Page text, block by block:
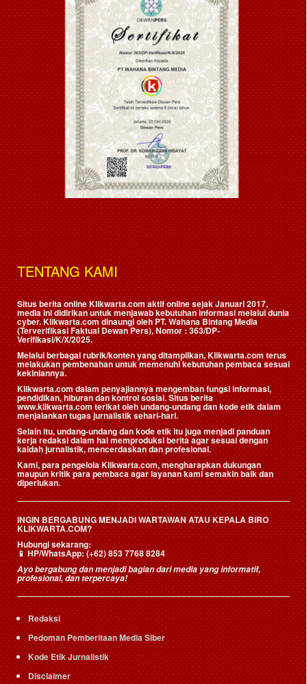
TENTANG KAMI
Situs berita online Klikwarta.com aktif online sejak Januari 2017,
media ini didirikan untuk menjawab kebutuhan informasi melalui dunia
cyber. Klikwarta.com dinaungi oleh PT. Wahana Bintang Media
(Terverifikasi Faktual Dewan Pers), Nomor : 363/DP-
Verifikasi/K/X/2025.
Melalui berbagai rubrik/konten yang ditampilkan, Klikwarta.com terus
melakukan pembenahan untuk memenuhi kebutuhan pembaca sesuai
kekiniannya.
Klikwarta.com dalam penyajiannya mengemban fungsi informasi,
pendidikan, hiburan dan kontrol sosial. Situs berita
www.klikwarta.com terikat oleh undang-undang dan kode etik dalam
menjalankan tugas jurnalistik sehari-hari.
Selain itu, undang-undang dan kode etik itu juga menjadi panduan
kerja redaksi dalam hal memproduksi berita agar sesuai dengan
kaidah jurnalistik, mencerdaskan dan profesional.
Kami, para pengelola Klikwarta.com, mengharapkan dukungan
maupun kritik para pembaca agar layanan kami semakin baik dan
diperlukan.
INGIN BERGABUNG MENJADI WARTAWAN ATAU KEPALA BIRO
KLIKWARTA.COM?
Hubungi sekarang:
📱HP/WhatsApp:(+62) 853 7768 8284
Ayo bergabung dan menjadi bagian dari media yang informatif,
profesional, dan terpercaya!
Redaksi
Pedoman Pemberitaan Media Siber
Kode Etik Jurnalistik
Disclaimer